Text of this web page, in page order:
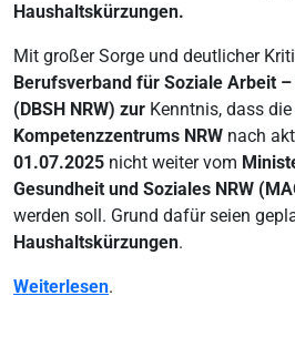
Haushaltskürzungen.
Mit großer Sorge und deutlicher
Berufsverband für Soziale Arbeit –
(DBSH NRW) zur Kenntnis, dass
Kompetenzzentrums NRW nach
01.07.2025 nicht weiter vom
Gesundheit und Soziales NRW
werden soll. Grund dafür seien
Haushaltskürzungen.
Weiterlesen.